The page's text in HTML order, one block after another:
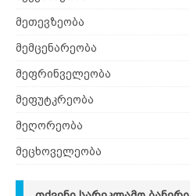
მეთევზეობა
მემცენარეობა
მეფრინველეობა
მეფუტკრეობა
მეღორეობა
მეცხოველეობა